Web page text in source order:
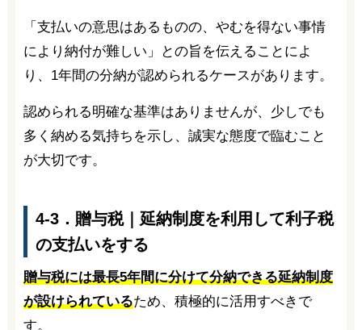
「支払いの意思はあるものの、やむを得ない事情
により納付が難しい」との旨を伝えることによ
り、1年間の分納が認められるケースがあります。
認められる明確な基準はありませんが、少しでも
多く納める気持ちを示し、誠実な態度で臨むこと
が大切です。
4-3．贈与税｜延納制度を利用して利子税
の支払いをする
贈与税には最長5年間に分けて分納できる延納制度
が設けられているため、積極的に活用すべきで
す。